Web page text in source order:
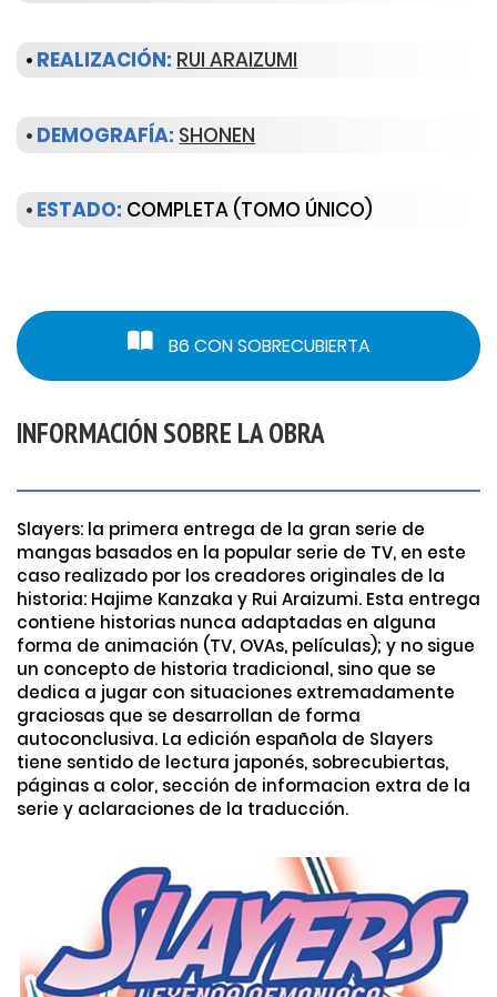
• REALIZACIÓN: RUI ARAIZUMI
• DEMOGRAFÍA: SHONEN
• ESTADO: COMPLETA (TOMO ÚNICO)
B6 CON SOBRECUBIERTA
INFORMACIÓN SOBRE LA OBRA
Slayers: la primera entrega de la gran serie de
mangas basados en la popular serie de TV, en este
caso realizado por los creadores originales de la
historia: Hajime Kanzaka y Rui Araizumi. Esta entrega
contiene historias nunca adaptadas en alguna
forma de animación (TV, OVAs, películas); y no sigue
un concepto de historia tradicional, sino que se
dedica a jugar con situaciones extremadamente
graciosas que se desarrollan de forma
autoconclusiva. La edición española de Slayers
tiene sentido de lectura japonés, sobrecubiertas,
páginas a color, sección de informacion extra de la
serie y aclaraciones de la traducción.